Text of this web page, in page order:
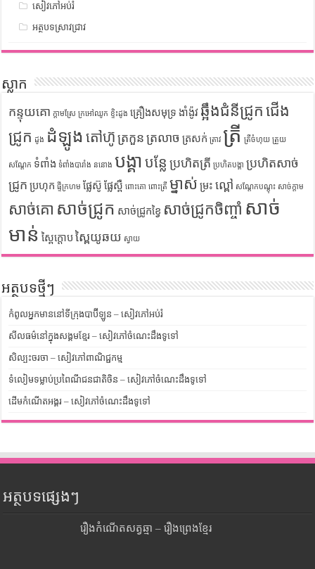
សៀវភៅអប់រំ
អត្ថបទស្រាវជ្រាវ
ស្លាក
កន្ទុយគោ ក្តាមស្រែ ក្រអៅឈូក ខ្ទិះដូង គ្រឿងសមុទ្រ ងាំង៉ូវ ឆ្អឹងជំនីជ្រូក ជើង
ជ្រូក ដូង ដំឡូង តៅហ៊ូ ត្រកួន ត្រលាច ត្រសក់ ត្រាវ ត្រី ត្រីចំហុយ ត្រួយ
សណ្តែក ទំពាំង ទំពាំងបារាំង ននោង បង្គា បន្លែ ប្រហិតត្រី ប្រហិតបង្គា ប្រហិតសាច់
ជ្រូក ប្រហុក ផ្ទីក្រហម ផ្លែស៊ូ ផ្លែស្ពឺ ពោះគោ ពោះត្រី ម្នាស់ ម្រះ ល្ពៅ សណ្តែកបណ្តុះ សាច់ក្តាម
សាច់គោ សាច់ជ្រូក សាច់ជ្រូកខ្វៃ សាច់ជ្រូកចិញ្ចាំ សាច់
មាន់ ស្ពៃក្តោប ស្ពៃយូឆយ ស្វាយ
អត្ថបទថ្មីៗ
កំពូលអ្នកមាននៅទីក្រុងបាប៊ីឡូន – សៀវភៅអប់រំ
សីលធម៌នៅក្នុងសង្គមខ្មែរ – សៀវភៅចំណេះដឹងទូទៅ
សិល្បះចរចា – សៀវភៅពាណិជ្ជកម្ម
ទំលៀមទម្លាប់ប្រពៃណីជនជាតិចិន – សៀវភៅចំណេះដឹងទូទៅ
ដើមកំណើតអង្គរ – សៀវភៅចំណេះដឹងទូទៅ
អត្ថបទផ្សេងៗ
រឿងកំណើតសត្វឆ្មា – រឿងព្រេងខ្មែរ